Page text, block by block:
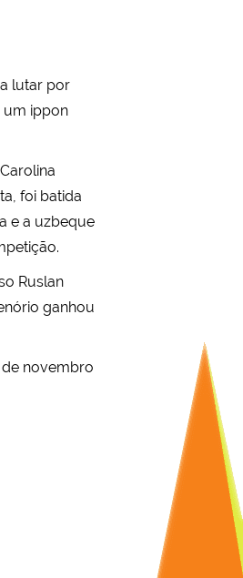
lutar por
um ippon
foi batida
e a uzbeque
Ruslan
ganhou
novembro